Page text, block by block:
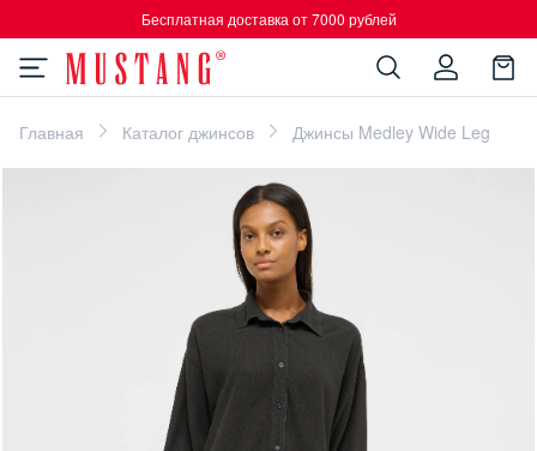
Бесплатная доставка от 7000 рублей
Главная Каталог джинсов Джинсы Medley Wide Leg